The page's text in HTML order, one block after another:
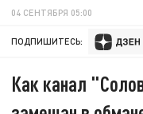
04 СЕНТЯБРЯ 05:00
ПОДПИШИТЕСЬ:
Как канал